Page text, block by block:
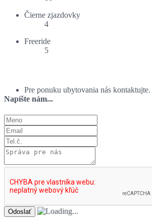
Čierne zjazdovky
4
Freeride
5
Pre ponuku ubytovania nás kontaktujte.
Napíšte nám...